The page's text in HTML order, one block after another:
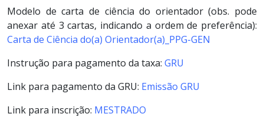
Modelo de carta de ciência do orientador (obs. pode
anexar até 3 cartas, indicando a ordem de preferência):
Carta de Ciência do(a) Orientador(a)_PPG-GEN
Instrução para pagamento da taxa: GRU
Link para pagamento da GRU: Emissão GRU
Link para inscrição: MESTRADO